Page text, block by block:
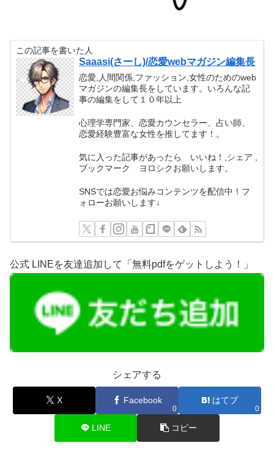
この記事を書いた人
Saaasi(さーし)/恋愛webマガジン編集長
恋愛,人間関係,ファッション,女性のためのweb
マガジンの編集長をしています。いろんな記
事の編集をして１０年以上
心理学専門家、恋愛カウンセラー、占い師、
恋愛経験豊富な女性を推してます！。
気に入った記事があったら いいね！,シェア ,
ブックマーク ヨロシクお願いします。
SNSでは恋愛お悩みコンテンツを配信中！フ
ォローお願いします↓
公式 LINEを友達追加して「無料pdfをゲットしよう！」
シェアする
X Facebook
0
はてブ
0
LINE コピー